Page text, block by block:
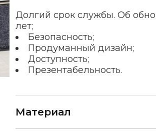
Долгий срок службы. Об
лет;
Безопасность;
Продуманный дизайн;
Доступность;
Презентабельность.
Материал